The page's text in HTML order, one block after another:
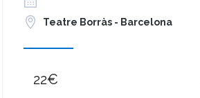
Teatre Borràs - Barcelona
22€